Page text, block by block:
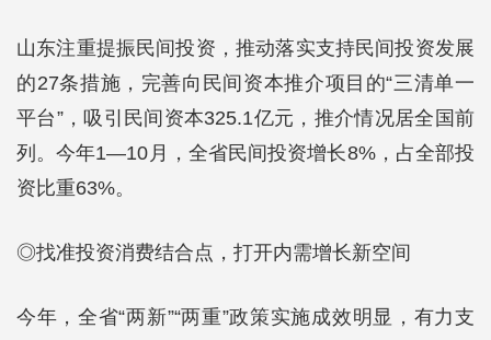
山东注重提振民间投资，推动落实支持民间投资发展
的27条措施，完善向民间资本推介项目的“三清单一
平台”，吸引民间资本325.1亿元，推介情况居全国前
列。今年1—10月，全省民间投资增长8%，占全部投
资比重63%。
◎找准投资消费结合点，打开内需增长新空间
今年，全省“两新”“两重”政策实施成效明显，有力支